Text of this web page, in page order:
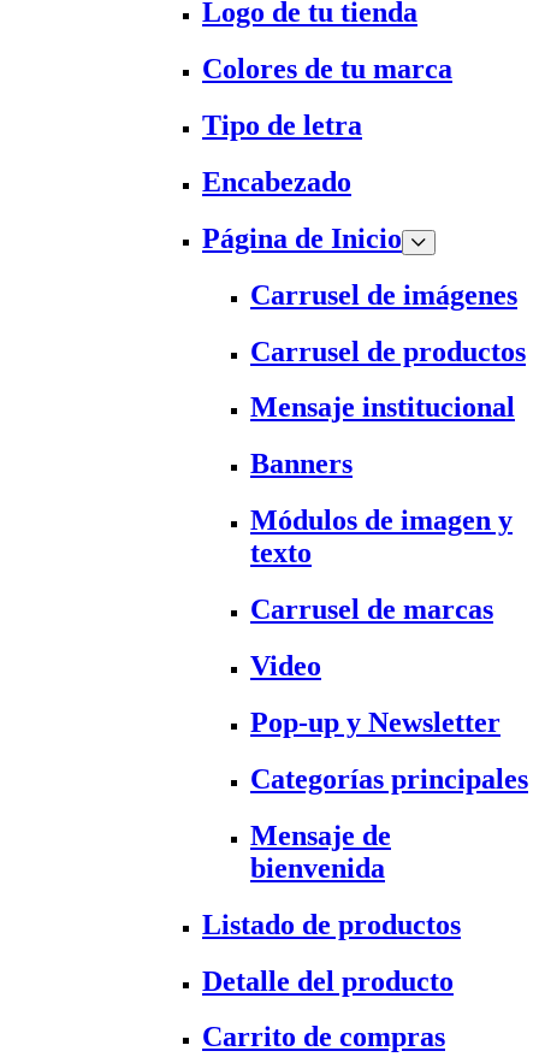
Logo de tu tienda
Colores de tu marca
Tipo de letra
Encabezado
Página de Inicio
Carrusel de imágenes
Carrusel de productos
Mensaje institucional
Banners
Módulos de imagen y
texto
Carrusel de marcas
Video
Pop-up y Newsletter
Categorías principales
Mensaje de
bienvenida
Listado de productos
Detalle del producto
Carrito de compras